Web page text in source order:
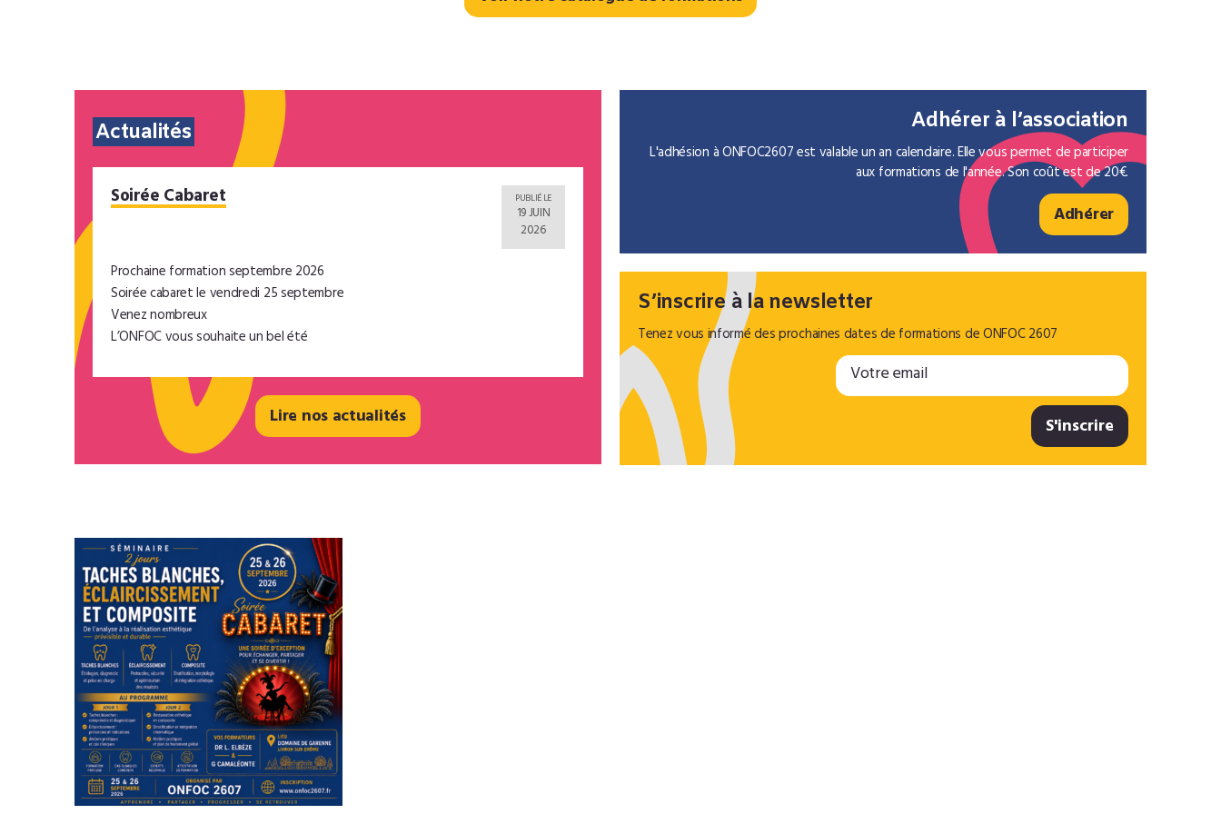
Actualités
Soirée Cabaret PUBLIÉ LE
19 JUIN
2026
Prochaine formation septembre 2026
Soirée cabaret le vendredi 25 septembre
Venez nombreux
L’ONFOC vous souhaite un bel été
Lire nos actualités
Adhérer à l’association
L'adhésion à ONFOC2607 est valable un an calendaire. Elle vous permet de participer
aux formations de l'année. Son coût est de 20€.
Adhérer
S’inscrire à la newsletter
Tenez vous informé des prochaines dates de formations de ONFOC 2607